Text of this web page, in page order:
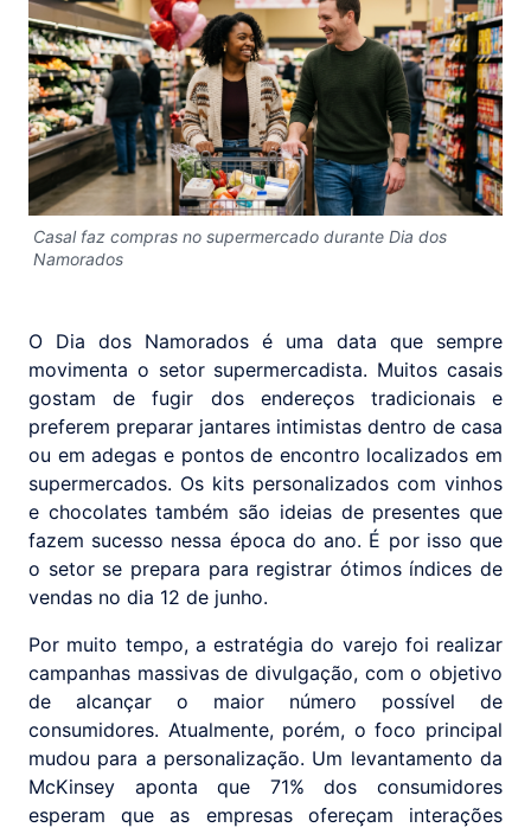
Casal faz compras no supermercado durante Dia dos
Namorados
O Dia dos Namorados é uma data que sempre
movimenta o setor supermercadista. Muitos casais
gostam de fugir dos endereços tradicionais e
preferem preparar jantares intimistas dentro de casa
ou em adegas e pontos de encontro localizados em
supermercados. Os kits personalizados com vinhos
e chocolates também são ideias de presentes que
fazem sucesso nessa época do ano. É por isso que
o setor se prepara para registrar ótimos índices de
vendas no dia 12 de junho.
Por muito tempo, a estratégia do varejo foi realizar
campanhas massivas de divulgação, com o objetivo
de alcançar o maior número possível de
consumidores. Atualmente, porém, o foco principal
mudou para a personalização. Um levantamento da
McKinsey aponta que 71% dos consumidores
esperam que as empresas ofereçam interações